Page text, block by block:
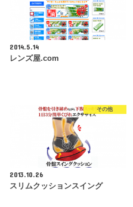
2014.5.14
レンズ屋.com
その他
2013.10.26
スリムクッションスイング